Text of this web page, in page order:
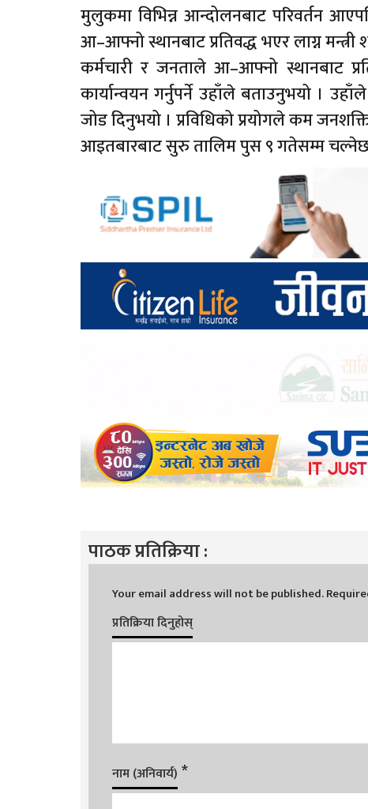
मुलुकमा विभिन्न आन्दोलनबाट परिवर्तन
आ–आफ्नो स्थानबाट प्रतिवद्ध भएर लाग्न मन्त्री
कर्मचारी र जनताले आ–आफ्नो स्थानबाट
कार्यान्वयन गर्नुपर्ने उहाँले बताउनुभयो । उहाँले
जोड दिनुभयो । प्रविधिको प्रयोगले कम
आइतबारबाट सुरु तालिम पुस ९ गतेसम्म
पाठक प्रतिक्रिया :
Your email address will not be published.
प्रतिक्रिया दिनुहोस्
नाम (अनिवार्य) *